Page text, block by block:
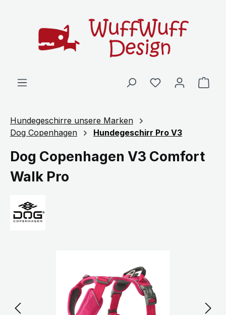
Hundegeschirre unsere Marken
Dog Copenhagen
Hundegeschirr Pro V3
Dog Copenhagen V3 Comfort
Walk Pro